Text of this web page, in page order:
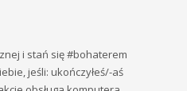
i stań się #bohaterem
jeśli​: ukończyłeś/-aś